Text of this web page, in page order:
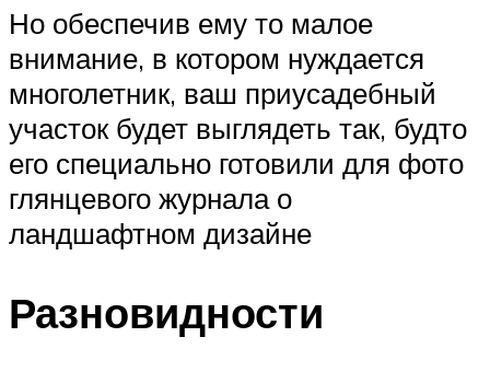
Но обеспечив ему то малое
внимание, в котором нуждается
многолетник, ваш приусадебный
участок будет выглядеть так, будто
его специально готовили для фото
глянцевого журнала о
ландшафтном дизайне
Разновидности